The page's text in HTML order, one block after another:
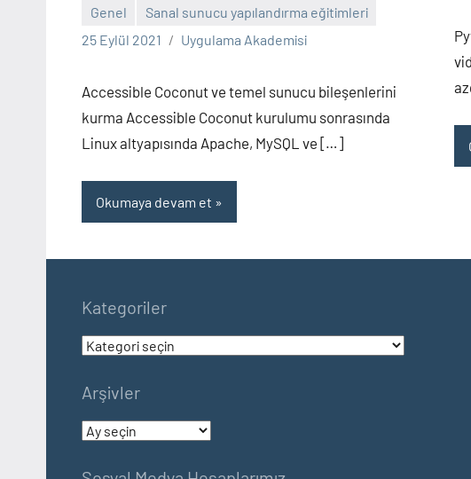
Genel
Sanal sunucu yapılandırma eğitimleri
25 Eylül 2021
Uygulama Akademisi
Yorum
Accessible Coconut ve temel sunucu bileşenlerini
kurma Accessible Coconut kurulumu sonrasında
Linux altyapısında Apache, MySQL ve […]
Okumaya devam et
Kategoriler
Kategoriler
Arşivler
Arşivler